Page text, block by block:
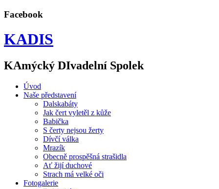
Facebook
KADIS
KAmýcký DIvadelní Spolek
Úvod
Naše představení
Dalskabáty
Jak čert vyletěl z kůže
Babička
S čerty nejsou žerty
Dívčí válka
Mrazík
Obecně prospěšná strašidla
Ať žijí duchové
Strach má velké oči
Fotogalerie